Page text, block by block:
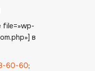
file=»wp-
в
60-60;